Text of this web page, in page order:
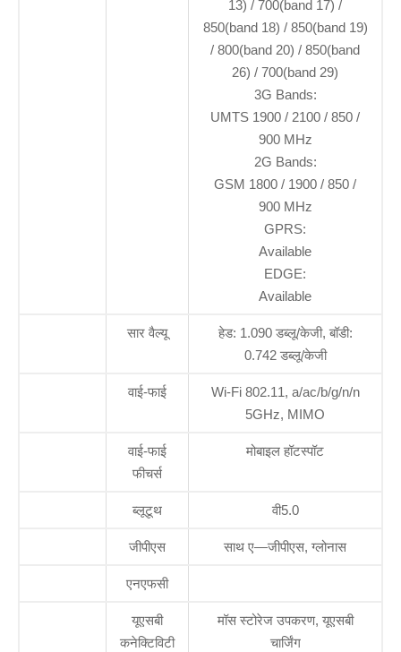
13) / 700(band 17) /
850(band 18) / 850(band 19)
/ 800(band 20) / 850(band
26) / 700(band 29)
3G Bands:
UMTS 1900 / 2100 / 850 /
900 MHz
2G Bands:
GSM 1800 / 1900 / 850 /
900 MHz
GPRS:
Available
EDGE:
Available
सार वैल्यू
हेड: 1.090 डब्लू/केजी, बॉडी:
0.742 डब्लू/केजी
वाई-फाई
Wi-Fi 802.11, a/ac/b/g/n/n
5GHz, MIMO
वाई-फाई
फीचर्स
मोबाइल हॉटस्पॉट
ब्लूटूथ वी5.0
जीपीएस साथ ए—जीपीएस, ग्लोनास
एनएफसी
यूएसबी
कनेक्टिविटी
मॉस स्टोरेज उपकरण, यूएसबी
चार्जिंग